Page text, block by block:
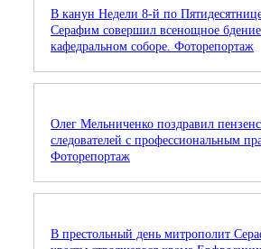
В канун Недели 8-й по
Серафим совершил всенощное
кафедральном соборе. Фоторепортаж
Олег Мельниченко поздравил
следователей с профессиональным
Фоторепортаж
В престольный день митрополит